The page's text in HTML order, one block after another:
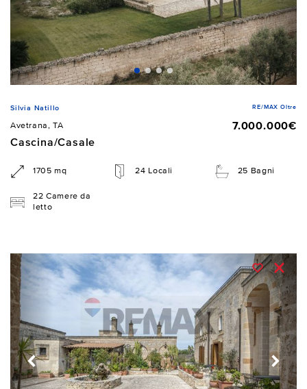
Silvia Natillo RE/MAX Oltre
Avetrana, TA
7.000.000€
Cascina/Casale
1705 mq 24 Locali 25 Bagni
22 Camere da
letto